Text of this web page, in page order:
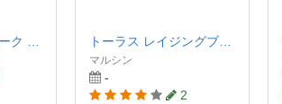
マルシン
-
2